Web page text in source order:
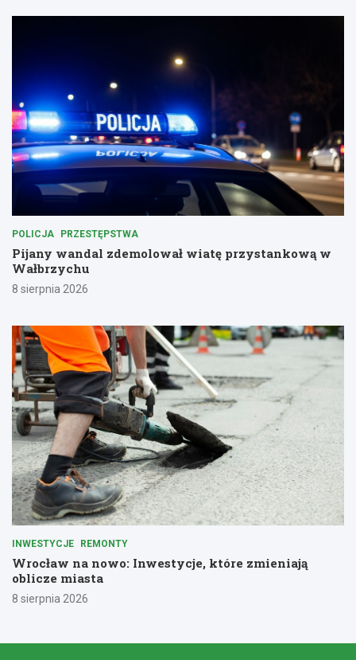
POLICJA PRZESTĘPSTWA
Pijany wandal zdemolował wiatę przystankową w
Wałbrzychu
8 sierpnia 2026
INWESTYCJE REMONTY
Wrocław na nowo: Inwestycje, które zmieniają
oblicze miasta
8 sierpnia 2026